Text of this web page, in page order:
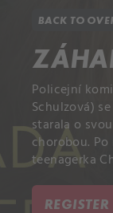
BACK TO
Policejní
Schulzová)
starala o
chorobou.
teenagerka